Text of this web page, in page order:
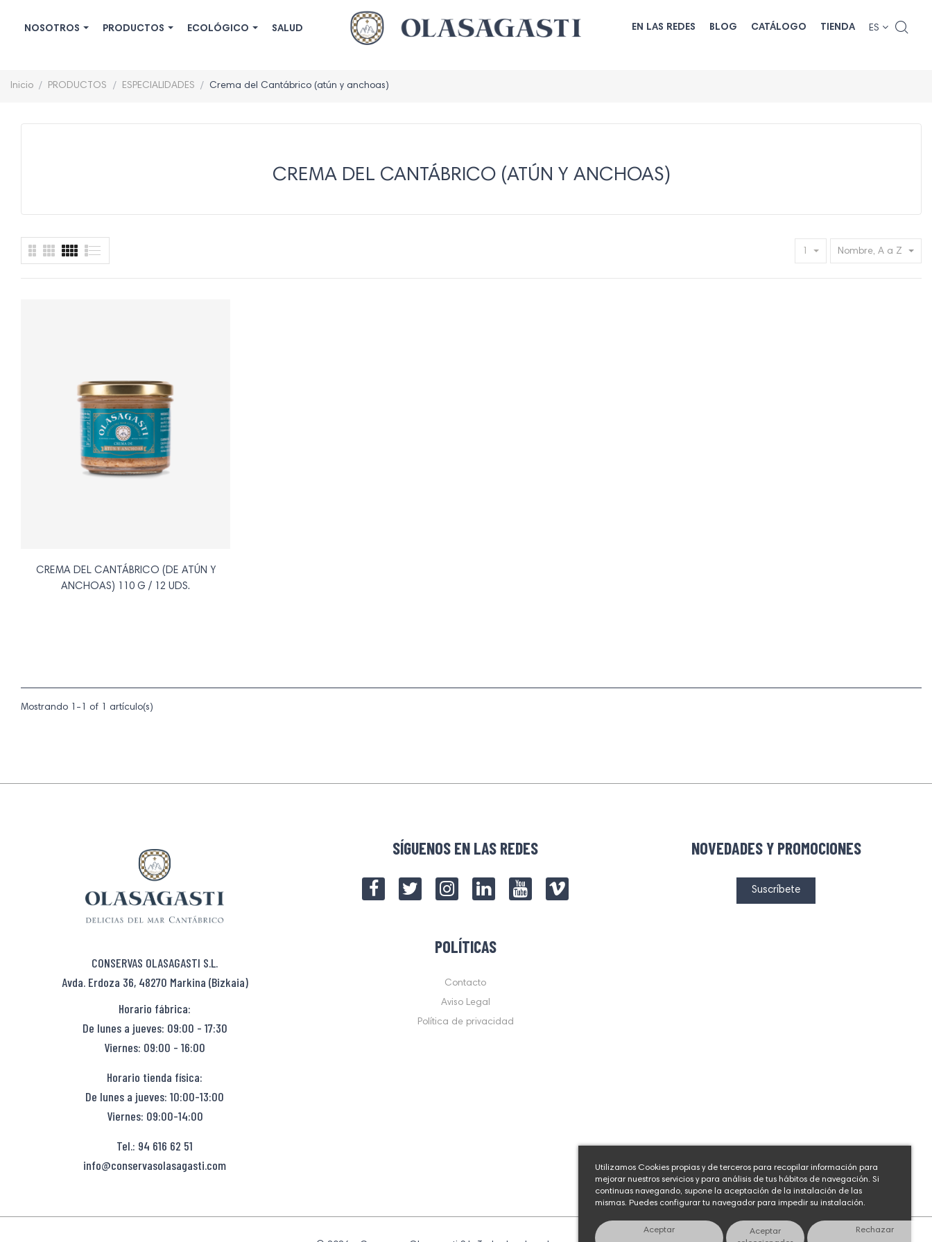
Utilizamos Cookies propias y de terceros para recopilar información para
mejorar nuestros servicios y para análisis de tus hábitos de navegación. Si
continuas navegando, supone la aceptación de la instalación de las
mismas. Puedes configurar tu navegador para impedir su instalación.
Aceptar
Aceptar
Rechazar
NOSOTROS PRODUCTOS ECOLÓGICO SALUD EN LAS REDES BLOG CATÁLOGO TIENDA ES
Inicio PRODUCTOS ESPECIALIDADES Crema del Cantábrico (atún y anchoas)
CREMA DEL CANTÁBRICO (ATÚN Y ANCHOAS)
Nombre, A a Z
CREMA DEL CANTÁBRICO (DE ATÚN Y
ANCHOAS) 110 G / 12 UDS.
Mostrando 1-1 of 1 artículo(s)
CONSERVAS OLASAGASTI S.L.
Avda. Erdoza 36, 48270 Markina (Bizkaia)
Horario fábrica:
De lunes a jueves: 09:00 - 17:30
Viernes: 09:00 - 16:00
Horario tienda física:
De lunes a jueves: 10:00-13:00
Viernes: 09:00-14:00
Tel.: 94 616 62 51
info@conservasolasagasti.com
SÍGUENOS EN LAS REDES
POLÍTICAS
Contacto
Aviso Legal
Política de privacidad
NOVEDADES Y PROMOCIONES
Suscríbete